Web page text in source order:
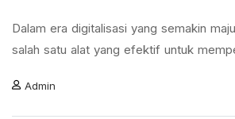
Dalam era digitalisasi yang semakin
salah satu alat yang efektif untuk
Admin